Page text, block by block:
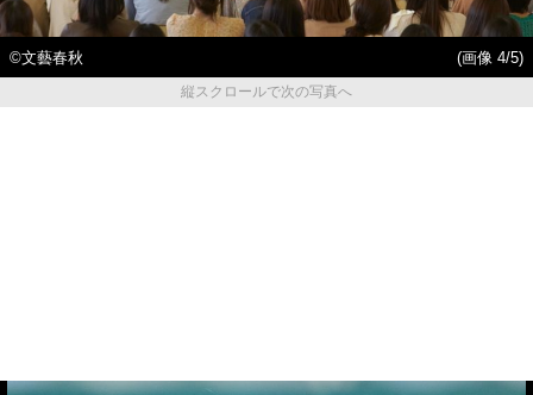
©文藝春秋
(画像 4/5)
縦スクロールで次の写真へ